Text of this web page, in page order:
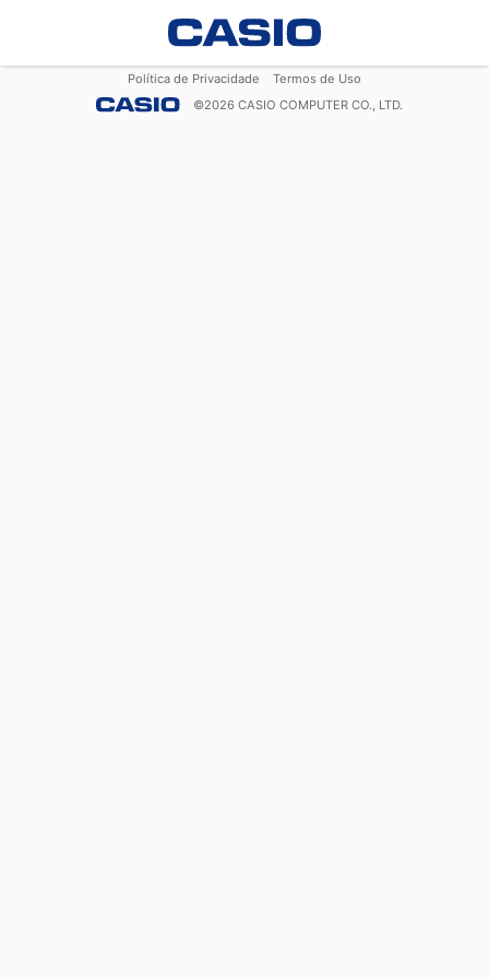
Política de Privacidade
Termos de Uso
©2026 CASIO COMPUTER CO., LTD.